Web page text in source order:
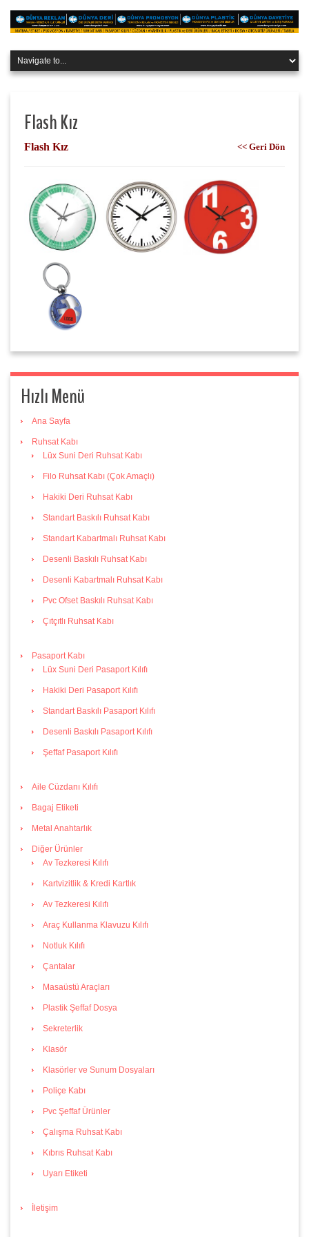
Flash Kız
Flash Kız << Geri Dön
Hızlı Menü
Ana Sayfa
Ruhsat Kabı
Lüx Suni Deri Ruhsat Kabı
Filo Ruhsat Kabı (Çok Amaçlı)
Hakiki Deri Ruhsat Kabı
Standart Baskılı Ruhsat Kabı
Standart Kabartmalı Ruhsat Kabı
Desenli Baskılı Ruhsat Kabı
Desenli Kabartmalı Ruhsat Kabı
Pvc Ofset Baskılı Ruhsat Kabı
Çıtçıtlı Ruhsat Kabı
Pasaport Kabı
Lüx Suni Deri Pasaport Kılıfı
Hakiki Deri Pasaport Kılıfı
Standart Baskılı Pasaport Kılıfı
Desenli Baskılı Pasaport Kılıfı
Şeffaf Pasaport Kılıfı
Aile Cüzdanı Kılıfı
Bagaj Etiketi
Metal Anahtarlık
Diğer Ürünler
Av Tezkeresi Kılıfı
Kartvizitlik & Kredi Kartlık
Av Tezkeresi Kılıfı
Araç Kullanma Klavuzu Kılıfı
Notluk Kılıfı
Çantalar
Masaüstü Araçları
Plastik Şeffaf Dosya
Sekreterlik
Klasör
Klasörler ve Sunum Dosyaları
Poliçe Kabı
Pvc Şeffaf Ürünler
Çalışma Ruhsat Kabı
Kıbrıs Ruhsat Kabı
Uyarı Etiketi
İletişim